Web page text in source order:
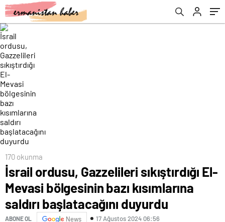
başlatacağını duyurdu
170 okunma
İsrail ordusu, Gazzelileri sıkıştırdığı El-
Mevasi bölgesinin bazı kısımlarına
saldırı başlatacağını duyurdu
ABONE OL News 17 Ağustos 2024 06:56